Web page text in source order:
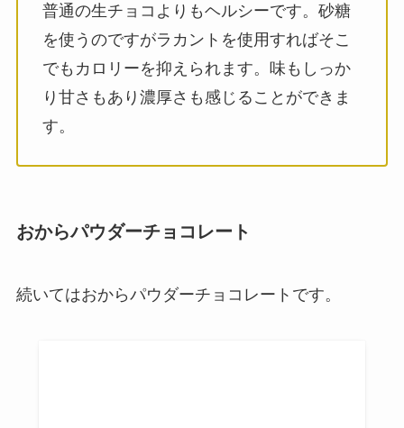
普通の生チョコよりもヘルシーです。砂糖
を使うのですがラカントを使用すればそこ
でもカロリーを抑えられます。味もしっか
り甘さもあり濃厚さも感じることができま
す。
おからパウダーチョコレート
続いてはおからパウダーチョコレートです。